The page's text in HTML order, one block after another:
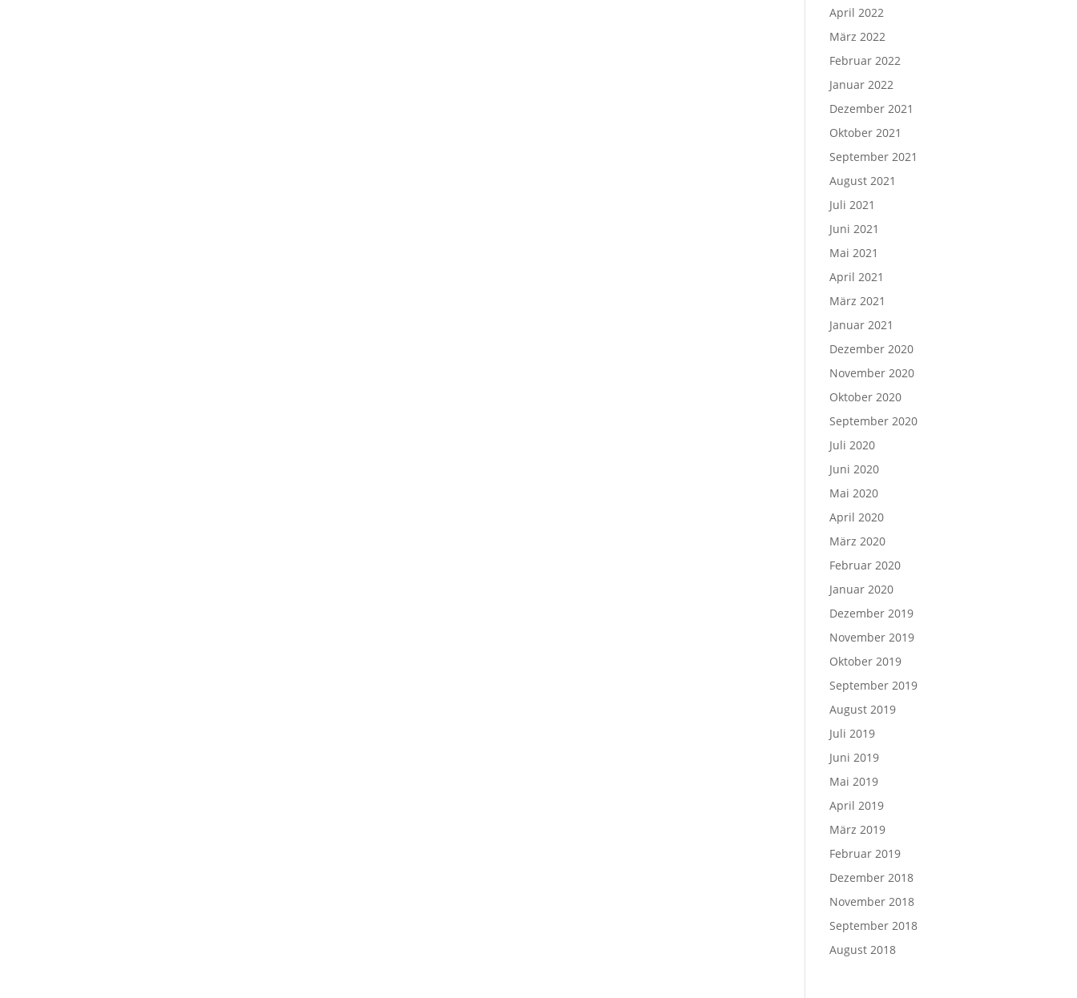
April 2022
März 2022
Februar 2022
Januar 2022
Dezember 2021
Oktober 2021
September 2021
August 2021
Juli 2021
Juni 2021
Mai 2021
April 2021
März 2021
Januar 2021
Dezember 2020
November 2020
Oktober 2020
September 2020
Juli 2020
Juni 2020
Mai 2020
April 2020
März 2020
Februar 2020
Januar 2020
Dezember 2019
November 2019
Oktober 2019
September 2019
August 2019
Juli 2019
Juni 2019
Mai 2019
April 2019
März 2019
Februar 2019
Dezember 2018
November 2018
September 2018
August 2018